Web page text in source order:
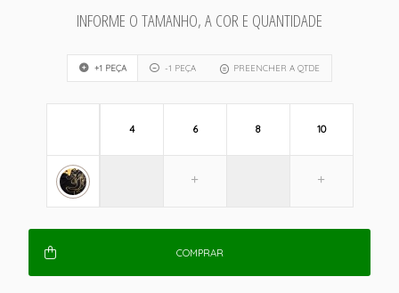
INFORME O TAMANHO, A COR E QUANTIDADE
+1 PEÇA -1 PEÇA PREENCHER A QTDE
4 6 8 10
COMPRAR